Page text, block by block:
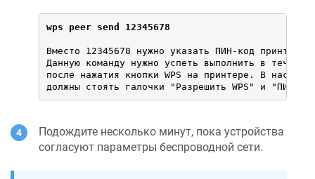
wps peer send 12345678
Вместо 12345678 нужно указать ПИН-код принтера.
Данную команду нужно успеть выполнить в
после нажатия кнопки WPS на принтере. В
должны стоять галочки "Разрешить WPS" и "ПИН-
Подождите несколько минут, пока устройства
согласуют параметры беспроводной сети.